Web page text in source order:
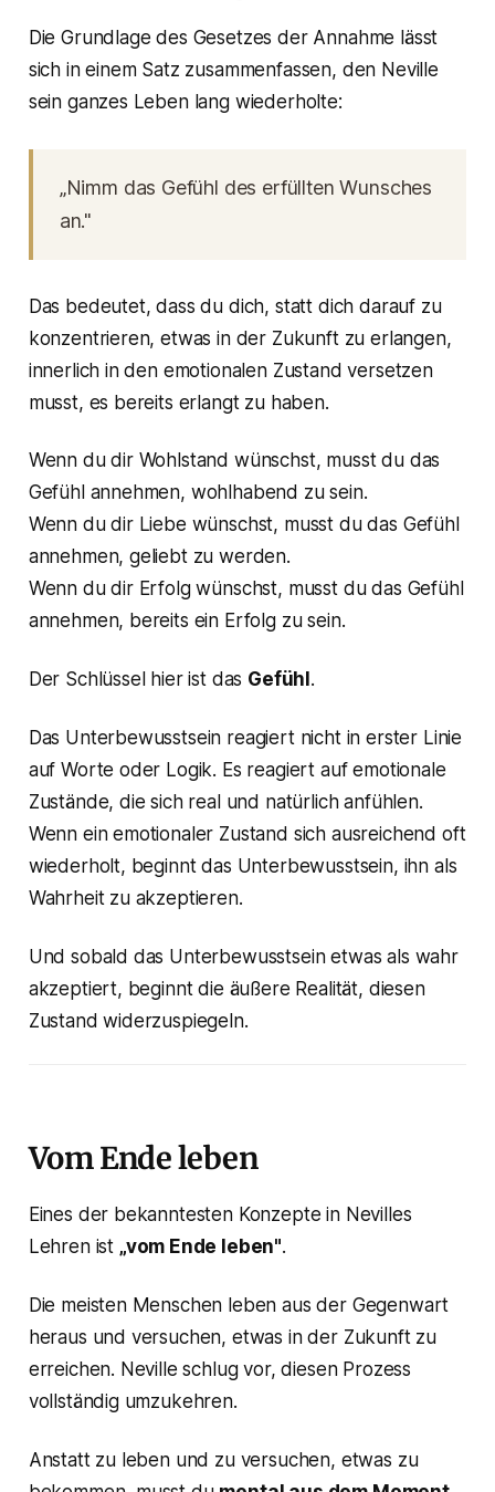
Die Grundlage des Gesetzes der Annahme lässt
sich in einem Satz zusammenfassen, den Neville
sein ganzes Leben lang wiederholte:
„Nimm das Gefühl des erfüllten Wunsches
an."
Das bedeutet, dass du dich, statt dich darauf zu
konzentrieren, etwas in der Zukunft zu erlangen,
innerlich in den emotionalen Zustand versetzen
musst, es bereits erlangt zu haben.
Wenn du dir Wohlstand wünschst, musst du das
Gefühl annehmen, wohlhabend zu sein.
Wenn du dir Liebe wünschst, musst du das Gefühl
annehmen, geliebt zu werden.
Wenn du dir Erfolg wünschst, musst du das Gefühl
annehmen, bereits ein Erfolg zu sein.
Der Schlüssel hier ist das Gefühl .
Das Unterbewusstsein reagiert nicht in erster Linie
auf Worte oder Logik. Es reagiert auf emotionale
Zustände, die sich real und natürlich anfühlen.
Wenn ein emotionaler Zustand sich ausreichend oft
wiederholt, beginnt das Unterbewusstsein, ihn als
Wahrheit zu akzeptieren.
Und sobald das Unterbewusstsein etwas als wahr
akzeptiert, beginnt die äußere Realität, diesen
Zustand widerzuspiegeln.
Vom Ende leben
Eines der bekanntesten Konzepte in Nevilles
Lehren ist „vom Ende leben".
Die meisten Menschen leben aus der Gegenwart
heraus und versuchen, etwas in der Zukunft zu
erreichen. Neville schlug vor, diesen Prozess
vollständig umzukehren.
Anstatt zu leben und zu versuchen, etwas zu